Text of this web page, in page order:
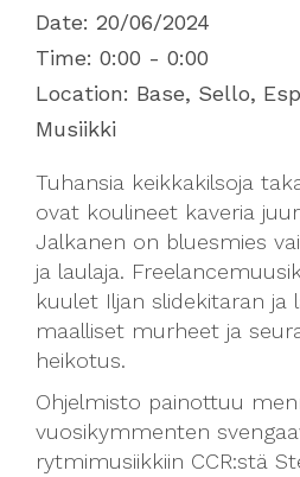
Date: 20/06/2024
Time: 0:00 - 0:00
Location: Base, Sello,
Musiikki
Tuhansia keikkakilsoja
ovat koulineet kaveria
Jalkanen on bluesmies
ja laulaja.
kuulet Iljan slidekitaran ja
maalliset murheet ja
heikotus.
Ohjelmisto painottuu
vuosikymmenten
rytmimusiikkiin CCR:stä